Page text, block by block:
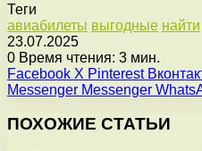
Теги
авиабилеты выгодные найти
23.07.2025
0 Время чтения: 3 мин.
Facebook X Pinterest
Messenger Messenger
ПОХОЖИЕ СТАТЬИ